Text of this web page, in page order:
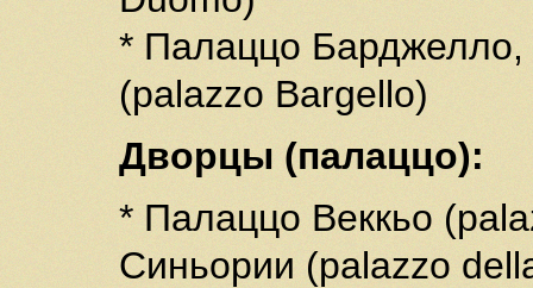
* Палаццо
(palazzo Bargello)
Дворцы (палаццо):
* Палаццо Веккьо
Синьории (palazzo